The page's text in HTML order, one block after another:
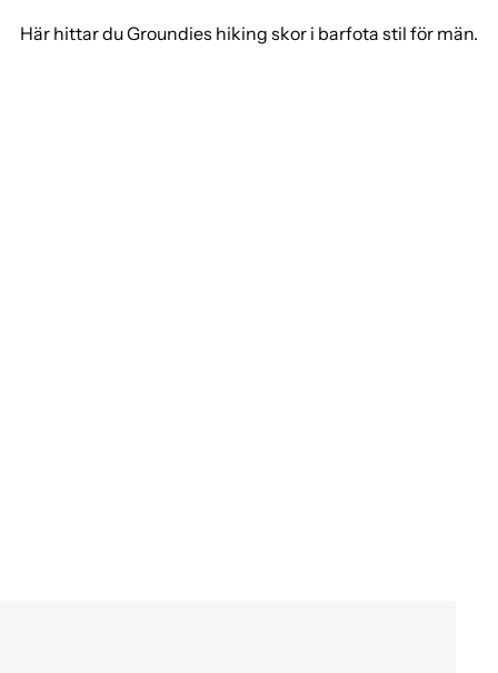
Här hittar du Groundies hiking skor i barfota stil för män.